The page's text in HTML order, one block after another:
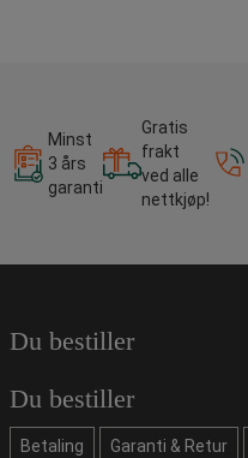
Minst
3 års
garanti
Gratis
frakt
ved alle
nettkjøp!
Du bestiller
Du bestiller
Betaling Garanti & Retur